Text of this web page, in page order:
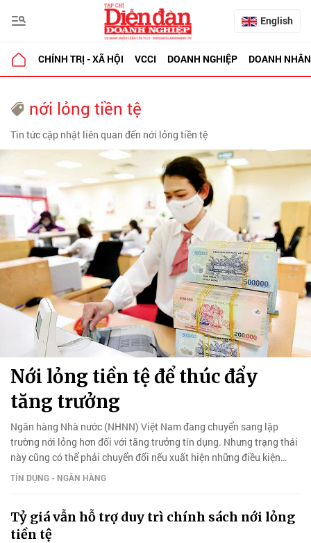
English
CHÍNH TRỊ - XÃ HỘI VCCI DOANH NGHIỆP DOANH NHÂN
nới lỏng tiền tệ
Tin tức cập nhật liên quan đến nới lỏng tiền tệ
Nới lỏng tiền tệ để thúc đẩy
tăng trưởng
Ngân hàng Nhà nước (NHNN) Việt Nam đang chuyển sang lập
trường nới lỏng hơn đối với tăng trưởng tín dụng. Nhưng trạng thái
này cũng có thể phải chuyển đổi nếu xuất hiện những điều kiện
mới.
TÍN DỤNG - NGÂN HÀNG
Tỷ giá vẫn hỗ trợ duy trì chính sách nới lỏng
tiền tệ